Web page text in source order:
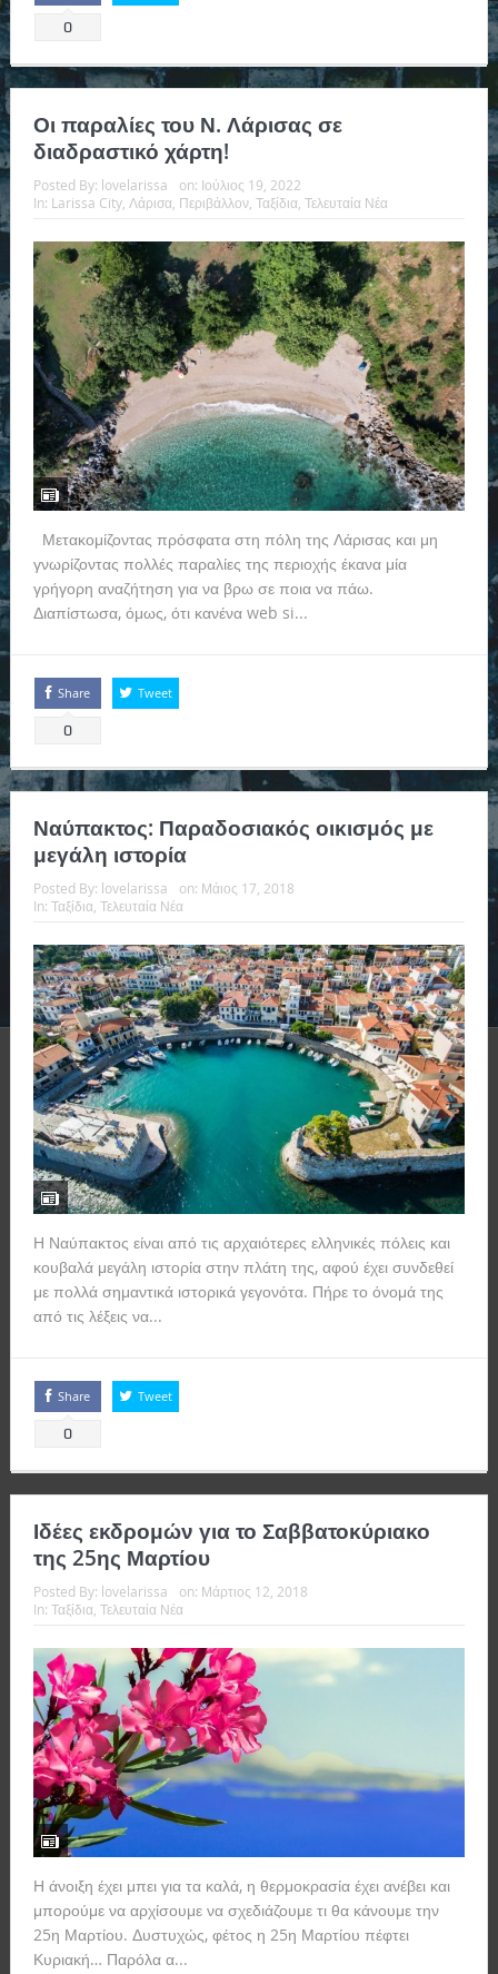
0
Οι παραλίες του Ν. Λάρισας σε
διαδραστικό χάρτη!
Posted By: lovelarissa on: Ιούλιος 19, 2022
In: Larissa City, Λάρισα, Περιβάλλον, Ταξίδια, Τελευταία Νέα
Μετακομίζοντας πρόσφατα στη πόλη της Λάρισας και μη
γνωρίζοντας πολλές παραλίες της περιοχής έκανα μία
γρήγορη αναζήτηση για να βρω σε ποια να πάω.
Διαπίστωσα, όμως, ότι κανένα web si...
Share
0
Tweet
Ναύπακτος: Παραδοσιακός οικισμός με
μεγάλη ιστορία
Posted By: lovelarissa on: Μάιος 17, 2018
In: Ταξίδια, Τελευταία Νέα
Η Ναύπακτος είναι από τις αρχαιότερες ελληνικές πόλεις και
κουβαλά μεγάλη ιστορία στην πλάτη της, αφού έχει συνδεθεί
με πολλά σημαντικά ιστορικά γεγονότα. Πήρε το όνομά της
από τις λέξεις να...
Share
0
Tweet
Ιδέες εκδρομών για το Σαββατοκύριακο
της 25ης Μαρτίου
Posted By: lovelarissa on: Μάρτιος 12, 2018
In: Ταξίδια, Τελευταία Νέα
Η άνοιξη έχει μπει για τα καλά, η θερμοκρασία έχει ανέβει και
μπορούμε να αρχίσουμε να σχεδιάζουμε τι θα κάνουμε την
25η Μαρτίου. Δυστυχώς, φέτος η 25η Μαρτίου πέφτει
Κυριακή… Παρόλα α...